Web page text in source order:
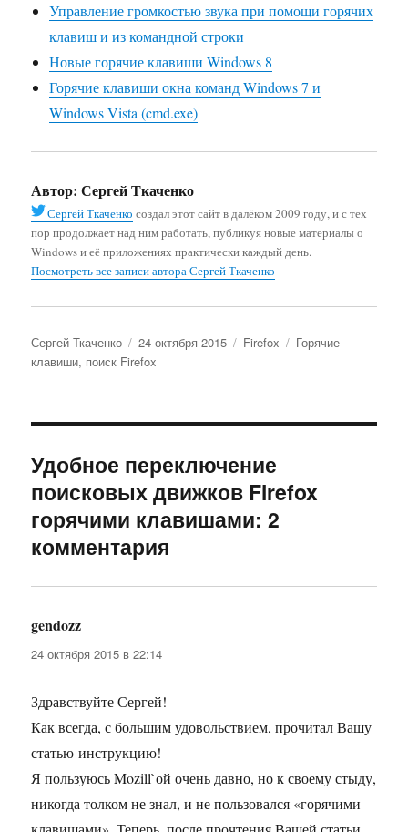
Управление громкостью звука при помощи горячих
клавиш и из командной строки
Новые горячие клавиши Windows 8
Горячие клавиши окна команд Windows 7 и
Windows Vista (cmd.exe)
Автор: Сергей Ткаченко
Сергей Ткаченко создал этот сайт в далёком 2009 году, и с тех
пор продолжает над ним работать, публикуя новые материалы о
Windows и её приложениях практически каждый день.
Посмотреть все записи автора Сергей Ткаченко
Автор
Сергей Ткаченко Опубликовано
24 октября 2015 Рубрики
Firefox Метки
Горячие
клавиши, поиск Firefox
Удобное переключение
поисковых движков Firefox
горячими клавишами: 2
комментария
gendozz
24 октября 2015 в 22:14
Здравствуйте Сергей!
Как всегда, с большим удовольствием, прочитал Вашу
статью-инструкцию!
Я пользуюсь Mozill`ой очень давно, но к своему стыду,
никогда толком не знал, и не пользовался «горячими